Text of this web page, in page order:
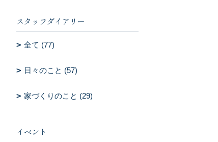
スタッフダイアリー
全て (77)
日々のこと (57)
家づくりのこと (29)
イベント